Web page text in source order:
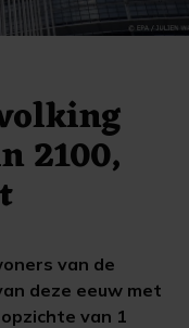
2100,
van de
deze eeuw met
van 1